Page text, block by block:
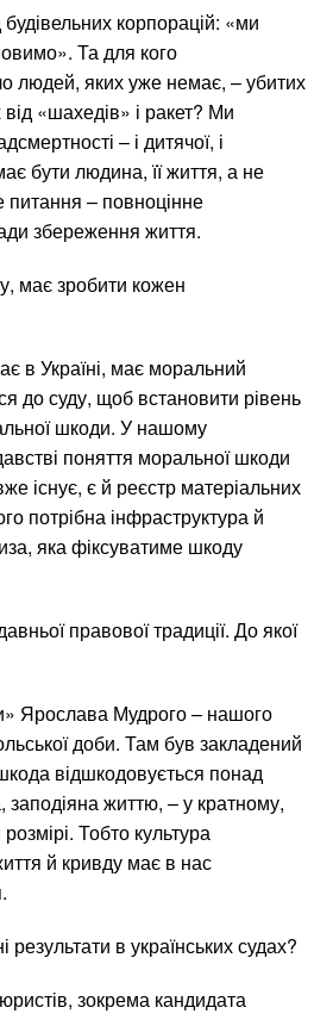
корпорацій: «ми
Та для кого
людей, яких уже немає, – убитих
«шахедів» і ракет? Ми
– і дитячої, і
бути людина, її життя, а не
питання – повноцінне
збереження життя.
має зробити кожен
в Україні, має моральний
до суду, щоб встановити рівень
шкоди. У нашому
поняття моральної шкоди
існує, є й реєстр матеріальних
потрібна інфраструктура й
яка фіксуватиме шкоду
правової традиції. До якої
Ярослава Мудрого – нашого
доби. Там був закладений
відшкодовується понад
життю, – у кратному,
Тобто культура
й кривду має в нас
в українських судах?
зокрема кандидата